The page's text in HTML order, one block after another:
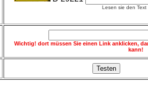
Lesen sie den Text
Wichtig! dort müssen Sie einen Link anklicken,
kann!